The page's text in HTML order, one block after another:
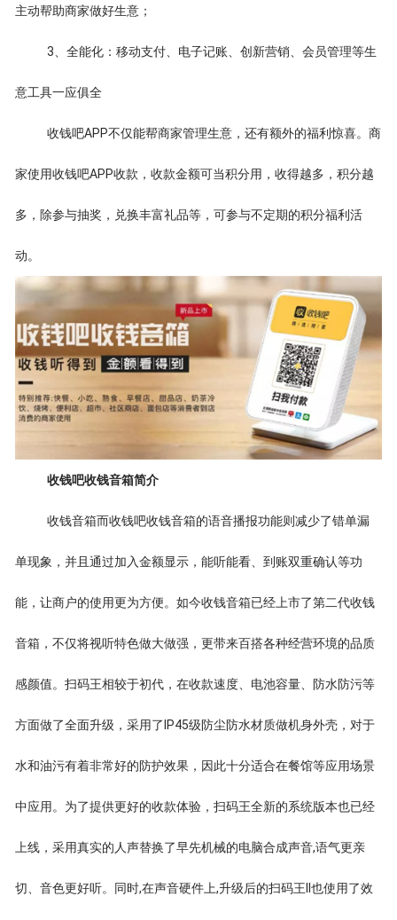
主动帮助商家做好生意；
3、全能化：移动支付、电子记账、创新营销、会员管理等生
意工具一应俱全
收钱吧APP不仅能帮商家管理生意，还有额外的福利惊喜。商
家使用收钱吧APP收款，收款金额可当积分用，收得越多，积分越
多，除参与抽奖，兑换丰富礼品等，可参与不定期的积分福利活
动。
收钱吧收钱音箱简介
收钱音箱而收钱吧收钱音箱的语音播报功能则减少了错单漏
单现象，并且通过加入金额显示，能听能看、到账双重确认等功
能，让商户的使用更为方便。如今收钱音箱已经上市了第二代收钱
音箱，不仅将视听特色做大做强，更带来百搭各种经营环境的品质
感颜值。扫码王相较于初代，在收款速度、电池容量、防水防污等
方面做了全面升级，采用了IP45级防尘防水材质做机身外壳，对于
水和油污有着非常好的防护效果，因此十分适合在餐馆等应用场景
中应用。为了提供更好的收款体验，扫码王全新的系统版本也已经
上线，采用真实的人声替换了早先机械的电脑合成声音,语气更亲
切、音色更好听。同时,在声音硬件上,升级后的扫码王II也使用了效